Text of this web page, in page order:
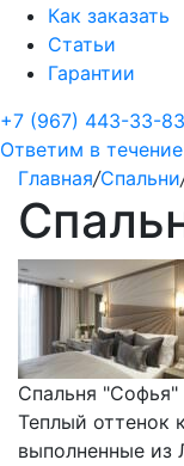
Как заказать
Статьи
Гарантии
+7 (967) 443-33-83
Ответим в
Главная/Спальни
Спальня "Софья"
Теплый оттенок
выполненные